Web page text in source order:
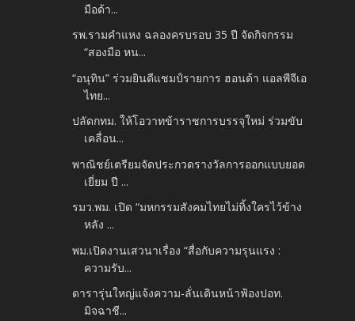
มือด้า...
รพ.รามคำแหง ฉลองครบรอบ 35 ปี จัดกิจกรรม
“สองมือ หน...
“อนุทิน” ร่วมยินดีแชมป์รายการ ฮอนด้า แอลพีจีเอ
ไทย...
ปลัดกทม. ให้โอวาทข้าราชการบรรจุใหม่ ร่วมขับ
เคลื่อน...
พาณิชย์เตรียมจัดประกวดรางวัลการออกแบบยอด
เยี่ยม ปี ...
รมว.พม. เปิด “มหกรรมสังคมไทยไม่ทิ้งใครไว้ข้าง
หลัง ...
พม.เปิดงานเสวนาเรื่อง “สื่อกับความรุนแรง :
ความรับ...
ดารารุ่นใหญ่แจ้งความ-ลั่นเดินหน้าฟ้องปอท.
มิจฉาชี...